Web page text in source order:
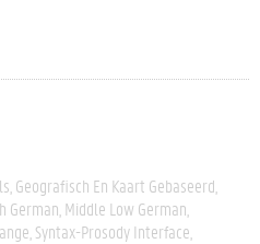
Geografisch En Kaart Gebaseerd
German Middle Low German
Syntax-Prosody Interface